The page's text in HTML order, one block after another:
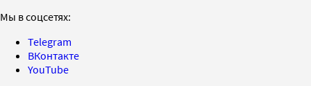
Мы в соцсетях:
Telegram
ВКонтакте
YouTube